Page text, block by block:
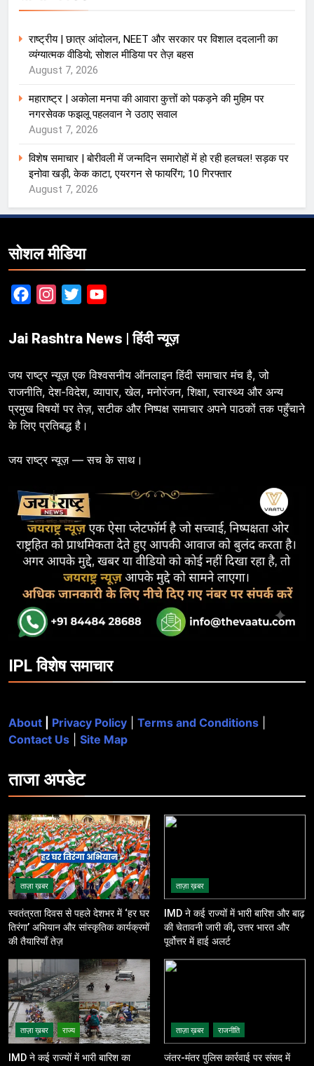
राष्ट्रीय | छात्र आंदोलन, NEET और सरकार पर विशाल ददलानी का
व्यंग्यात्मक वीडियो; सोशल मीडिया पर तेज़ बहस
August 7, 2026
महाराष्ट्र | अकोला मनपा की आवारा कुत्तों को पकड़ने की मुहिम पर
नगरसेवक फझलू पहलवान ने उठाए सवाल
August 7, 2026
विशेष समाचार | बोरीवली में जन्मदिन समारोहों में हो रही हलचल! सड़क पर
इनोवा खड़ी, केक काटा, एयरगन से फायरिंग; 10 गिरफ्तार
August 7, 2026
सोशल मीडिया
FacebookInstagram
Twitter
Jai Rashtra News | हिंदी न्यूज़
जय राष्ट्र न्यूज़ एक विश्वसनीय ऑनलाइन हिंदी समाचार मंच है, जो
राजनीति, देश-विदेश, व्यापार, खेल, मनोरंजन, शिक्षा, स्वास्थ्य और अन्य
प्रमुख विषयों पर तेज़, सटीक और निष्पक्ष समाचार अपने पाठकों तक पहुँचाने
के लिए प्रतिबद्ध है।
जय राष्ट्र न्यूज़ — सच के साथ।
IPL विशेष समाचार
About Privacy Policy Terms and Conditions
Contact Us
Site Map
ताजाअपडेट
ताज़ा ख़बर
स्वतंत्रता दिवस से पहले देशभर में ‘हर घर
तिरंगा’ अभियान और सांस्कृतिक कार्यक्रमों
की तैयारियाँ तेज़
ताज़ा ख़बर
IMD ने कई राज्यों में भारी बारिश और बाढ़
की चेतावनी जारी की, उत्तर भारत और
पूर्वोत्तर में हाई अलर्ट
ताज़ा ख़बर राज्य
IMD ने कई राज्यों में भारी बारिश का
ताज़ा ख़बर राजनीति
जंतर-मंतर पुलिस कार्रवाई पर संसद में